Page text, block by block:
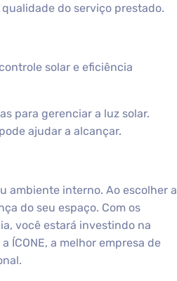
do serviço prestado.
solar e eficiência
para gerenciar a luz solar.
ajudar a alcançar.
ambiente interno. Ao escolher a
do seu espaço. Com os
você estará investindo na
ÍCONE, a melhor empresa de